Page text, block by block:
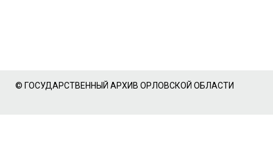
© ГОСУДАРСТВЕННЫЙ АРХИВ ОРЛОВСКОЙ ОБЛАСТИ